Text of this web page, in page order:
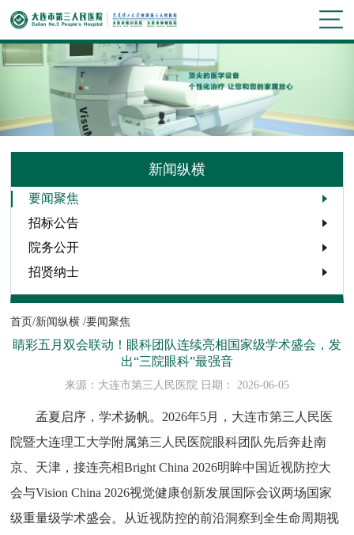
新闻纵横
要闻聚焦
招标公告
院务公开
招贤纳士
首页/新闻纵横 /要闻聚焦
睛彩五月双会联动！眼科团队连续亮相国家级学术盛会，发
出“三院眼科”最强音
来源：大连市第三人民医院 日期： 2026-06-05
孟夏启序，学术扬帆。2026年5月，大连市第三人民医
院暨大连理工大学附属第三人民医院眼科团队先后奔赴南
京、天津，接连亮相Bright China 2026明眸中国近视防控大
会与Vision China 2026视觉健康创新发展国际会议两场国家
级重量级学术盛会。从近视防控的前沿洞察到全生命周期视